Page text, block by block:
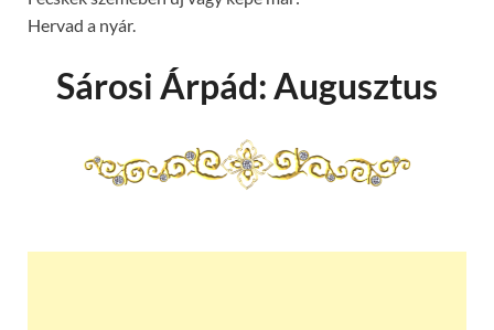
Hervad a nyár.
Sárosi Árpád: Augusztus